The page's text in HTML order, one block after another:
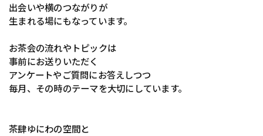
出会いや横のつながりが
生まれる場にもなっています。
お茶会の流れやトピックは
事前にお送りいただく
アンケートやご質問にお答えしつつ
毎月、その時のテーマを大切にしています。
茶肆ゆにわの空間と